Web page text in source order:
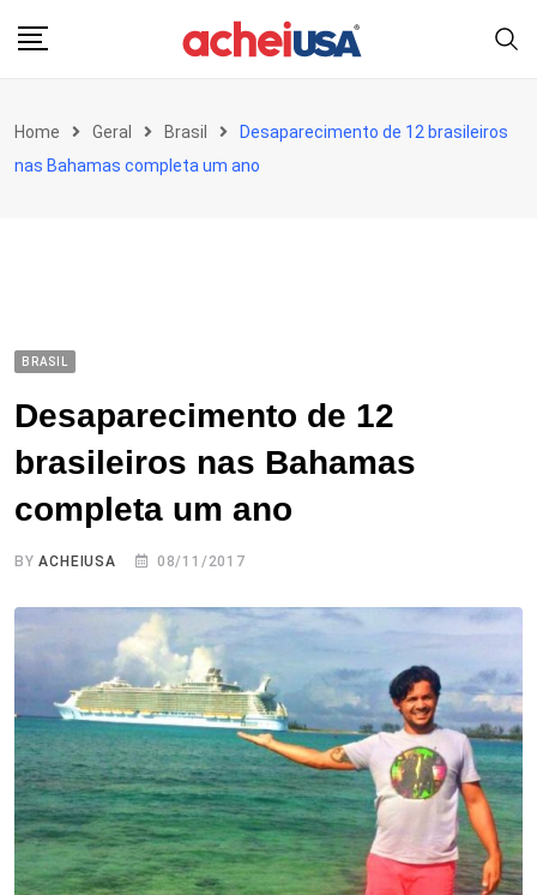
Home Geral Brasil
Desaparecimento de 12 brasileiros
nas Bahamas completa um ano
BRASIL
Desaparecimento de 12
brasileiros nas Bahamas
completa um ano
BYACHEIUSA 08/11/2017